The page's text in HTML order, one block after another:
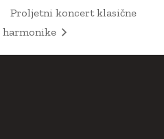
Proljetni koncert klasične
harmonike